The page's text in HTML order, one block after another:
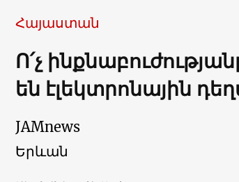
Հայաստան
Ո՛չ
են էլեկտրոնային
JAMnews
Երևան